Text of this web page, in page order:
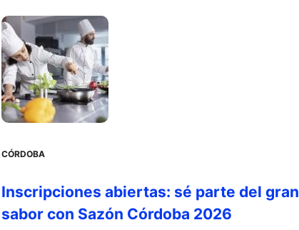
CÓRDOBA
Inscripciones abiertas: sé parte del
sabor con Sazón Córdoba 2026